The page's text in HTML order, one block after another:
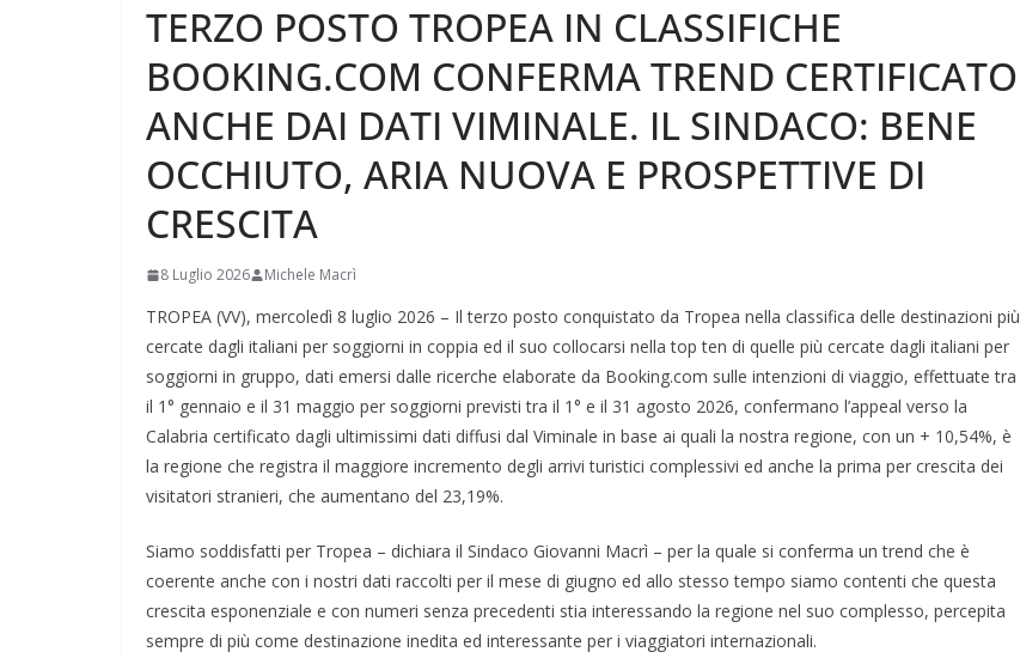
TERZO POSTO TROPEA IN CLASSIFICHE
BOOKING.COM CONFERMA TREND CERTIFICATO
ANCHE DAI DATI VIMINALE. IL SINDACO: BENE
OCCHIUTO, ARIA NUOVA E PROSPETTIVE DI
CRESCITA
8 Luglio 2026 Michele Macrì
TROPEA (VV), mercoledì 8 luglio 2026 – Il terzo posto conquistato da Tropea nella classifica delle destinazioni più
cercate dagli italiani per soggiorni in coppia ed il suo collocarsi nella top ten di quelle più cercate dagli italiani per
soggiorni in gruppo, dati emersi dalle ricerche elaborate da Booking.com sulle intenzioni di viaggio, effettuate tra
il 1° gennaio e il 31 maggio per soggiorni previsti tra il 1° e il 31 agosto 2026, confermano l’appeal verso la
Calabria certificato dagli ultimissimi dati diffusi dal Viminale in base ai quali la nostra regione, con un + 10,54%, è
la regione che registra il maggiore incremento degli arrivi turistici complessivi ed anche la prima per crescita dei
visitatori stranieri, che aumentano del 23,19%.
Siamo soddisfatti per Tropea – dichiara il Sindaco Giovanni Macrì – per la quale si conferma un trend che è
coerente anche con i nostri dati raccolti per il mese di giugno ed allo stesso tempo siamo contenti che questa
crescita esponenziale e con numeri senza precedenti stia interessando la regione nel suo complesso, percepita
sempre di più come destinazione inedita ed interessante per i viaggiatori internazionali.